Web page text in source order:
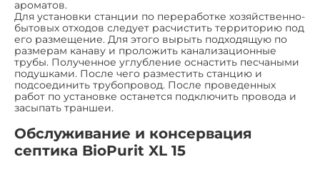
ароматов.
Для установки станции по переработке хозяйственно-
бытовых отходов следует расчистить территорию под
его размещение. Для этого вырыть подходящую по
размерам канаву и проложить канализационные
трубы. Полученное углубление оснастить песчаными
подушками. После чего разместить станцию и
подсоединить трубопровод. После проведенных
работ по установке останется подключить провода и
засыпать траншеи.
Обслуживание и консервация
септика BioPurit XL 15